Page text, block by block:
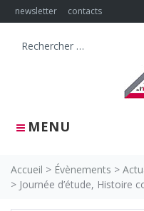
Skip
to
newsletter contacts
MENU
Search
Accueil > Évènements >
> Journée d’étude, Histoire